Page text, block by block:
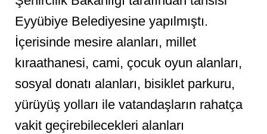
Eyyübiye Belediyesine yapılmıştı.
İçerisinde mesire alanları, millet
kıraathanesi, cami, çocuk oyun alanları,
sosyal donatı alanları, bisiklet parkuru,
yürüyüş yolları ile vatandaşların rahatça
vakit geçirebilecekleri alanları